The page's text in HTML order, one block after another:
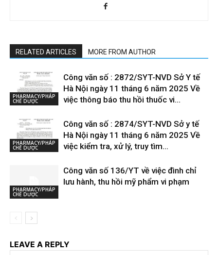
RELATED ARTICLES MORE FROM AUTHOR
PHARMACY/PHÁP
CHẾ DƯỢC
Công văn số : 2872/SYT-NVD Sở Y tế
Hà Nội ngày 11 tháng 6 năm 2025 Về
việc thông báo thu hồi thuốc vi...
PHARMACY/PHÁP
CHẾ DƯỢC
Công văn số : 2874/SYT-NVD Sở y tế
Hà Nội ngày 11 tháng 6 năm 2025 Về
việc kiểm tra, xử lý, truy tìm...
PHARMACY/PHÁP
CHẾ DƯỢC
Công văn số 136/YT về việc đình chỉ
lưu hành, thu hồi mỹ phẩm vi phạm
LEAVE A REPLY